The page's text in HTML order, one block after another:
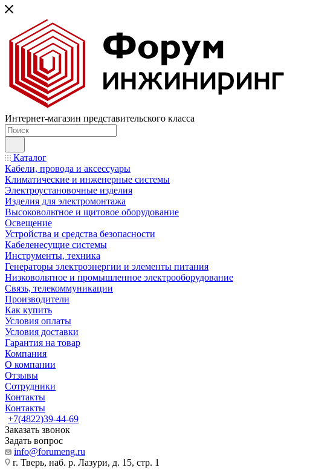
Интернет-магазин представительского класса
Каталог
Кабели, провода и аксессуары
Климатические и инженерные системы
Электроустановочные изделия
Изделия для электромонтажа
Высоковольтное и щитовое оборудование
Освещение
Устройства и средства безопасности
Кабеленесущие системы
Инструменты, техника
Генераторы электроэнергии и элементы питания
Низковольтное и промышленное электрооборудование
Связь, телекоммуникации
Производители
Как купить
Условия оплаты
Условия доставки
Гарантия на товар
Компания
О компании
Отзывы
Сотрудники
Контакты
Контакты
+7(4822)39-44-69
Заказать звонок
Задать вопрос
info@forumeng.ru
г. Тверь, наб. р. Лазури, д. 15, стр. 1